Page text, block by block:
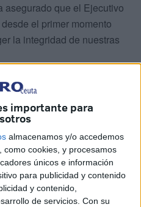
importante para
almacenamos y/o accedemos
como cookies, y procesamos
únicos e información
para publicidad y contenido
y contenido,
de servicios. Con su
asegurado que el Ejecutivo
el primer momento
la integridad de nuestras
Sevilla o Barcelona",
posteriormente decir que
adoptar todas las medidas
de nuestra
sobre la crisis con
ciudad, a la que llegó